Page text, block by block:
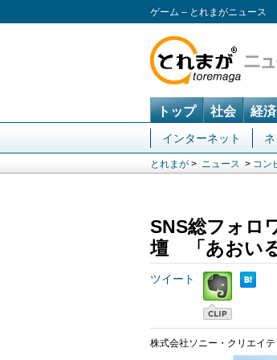
ゲーム – とれまがニュース
トップ 社会 経済
インターネット
とれまが > ニュース > コン
SNS総フォロ
壇 「あおい
ツイート
株式会社ソニー・クリエイ